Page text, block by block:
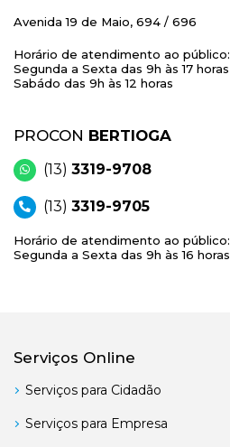
Avenida 19 de Maio, 694 / 696
Horário de atendimento ao público:
Segunda a Sexta das 9h às 17 horas
Sabádo das 9h às 12 horas
PROCON BERTIOGA
(13) 3319-9708
(13) 3319-9705
Horário de atendimento ao público:
Segunda a Sexta das 9h às 16 horas
Serviços Online
Serviços para Cidadão
Serviços para Empresa